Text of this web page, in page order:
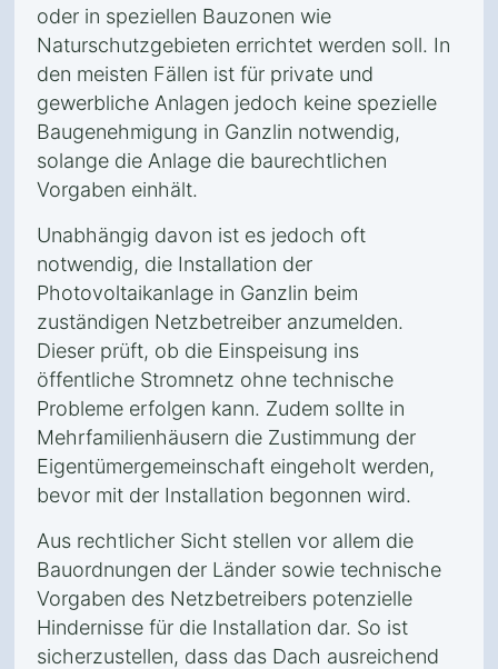
oder in speziellen Bauzonen wie
Naturschutzgebieten errichtet werden soll. In
den meisten Fällen ist für private und
gewerbliche Anlagen jedoch keine spezielle
Baugenehmigung in Ganzlin notwendig,
solange die Anlage die baurechtlichen
Vorgaben einhält.
Unabhängig davon ist es jedoch oft
notwendig, die Installation der
Photovoltaikanlage in Ganzlin beim
zuständigen Netzbetreiber anzumelden.
Dieser prüft, ob die Einspeisung ins
öffentliche Stromnetz ohne technische
Probleme erfolgen kann. Zudem sollte in
Mehrfamilienhäusern die Zustimmung der
Eigentümergemeinschaft eingeholt werden,
bevor mit der Installation begonnen wird.
Aus rechtlicher Sicht stellen vor allem die
Bauordnungen der Länder sowie technische
Vorgaben des Netzbetreibers potenzielle
Hindernisse für die Installation dar. So ist
sicherzustellen, dass das Dach ausreichend